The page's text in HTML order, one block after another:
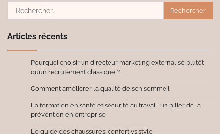
Rechercher :
Articles récents
Pourquoi choisir un directeur marketing externalisé plutôt
qu’un recrutement classique ?
Comment améliorer la qualité de son sommeil
La formation en santé et sécurité au travail, un pilier de la
prévention en entreprise
Le guide des chaussures: confort vs style